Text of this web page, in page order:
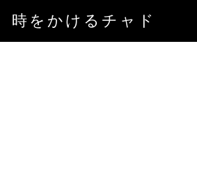
時をかけるチャド